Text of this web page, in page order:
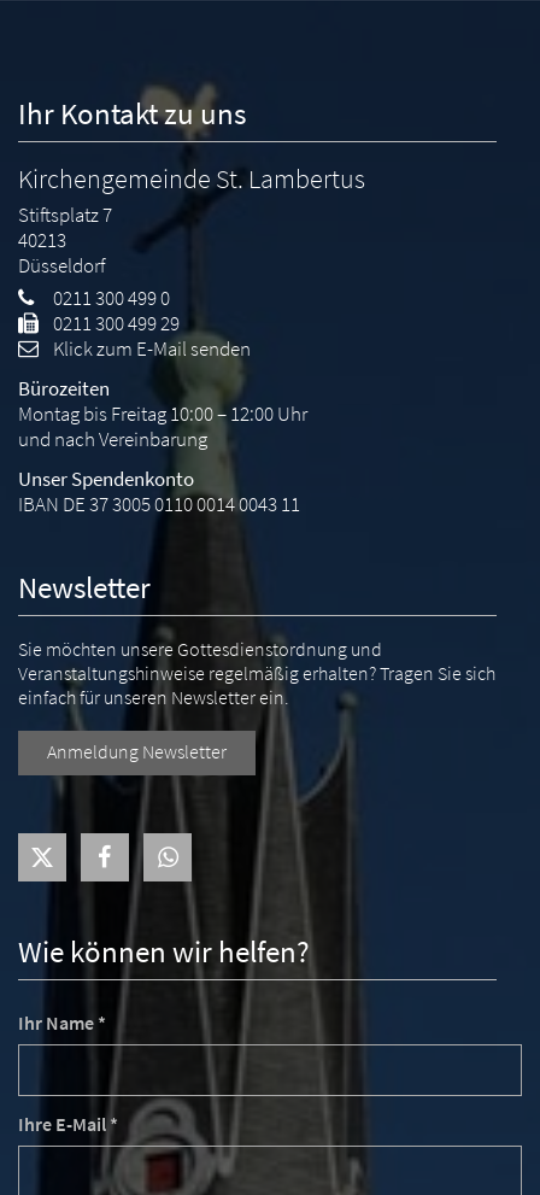
Wie können wir helfen?
Ihr Name *
Ihre E-Mail *
Ihr Kontakt zu uns
Kirchengemeinde St. Lambertus
Stiftsplatz 7
40213
Düsseldorf
0211 300 499 0
0211 300 499 29
Klick zum E-Mail senden
Bürozeiten
Montag bis Freitag 10:00 – 12:00 Uhr
und nach Vereinbarung
Unser Spendenkonto
IBAN DE 37 3005 0110 0014 0043 11
Newsletter
Sie möchten unsere Gottesdienstordnung und
Veranstaltungshinweise regelmäßig erhalten? Tragen Sie sich
einfach für unseren Newsletter ein.
Anmeldung Newsletter